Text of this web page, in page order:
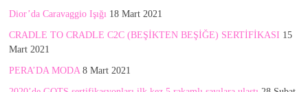
Dior’da Caravaggio Işığı 18 Mart 2021
CRADLE TO CRADLE C2C (BEŞİKTEN BEŞİĞE) SERTİFİKASI 15
Mart 2021
PERA’DA MODA 8 Mart 2021